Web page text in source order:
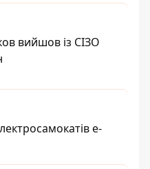
вийшов із СІЗО
e-